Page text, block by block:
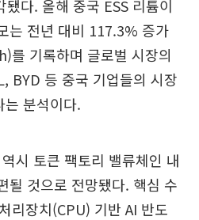
됐다. 올해 중국 ESS 리튬이
는 전년 대비 117.3% 증가
를 기록하며 글로벌 시장의
BYD 등 중국 기업들의 시장
분석이다.
시 토큰 팩토리 밸류체인 내
될 것으로 전망됐다. 핵심 수
리장치(CPU) 기반 AI 반도